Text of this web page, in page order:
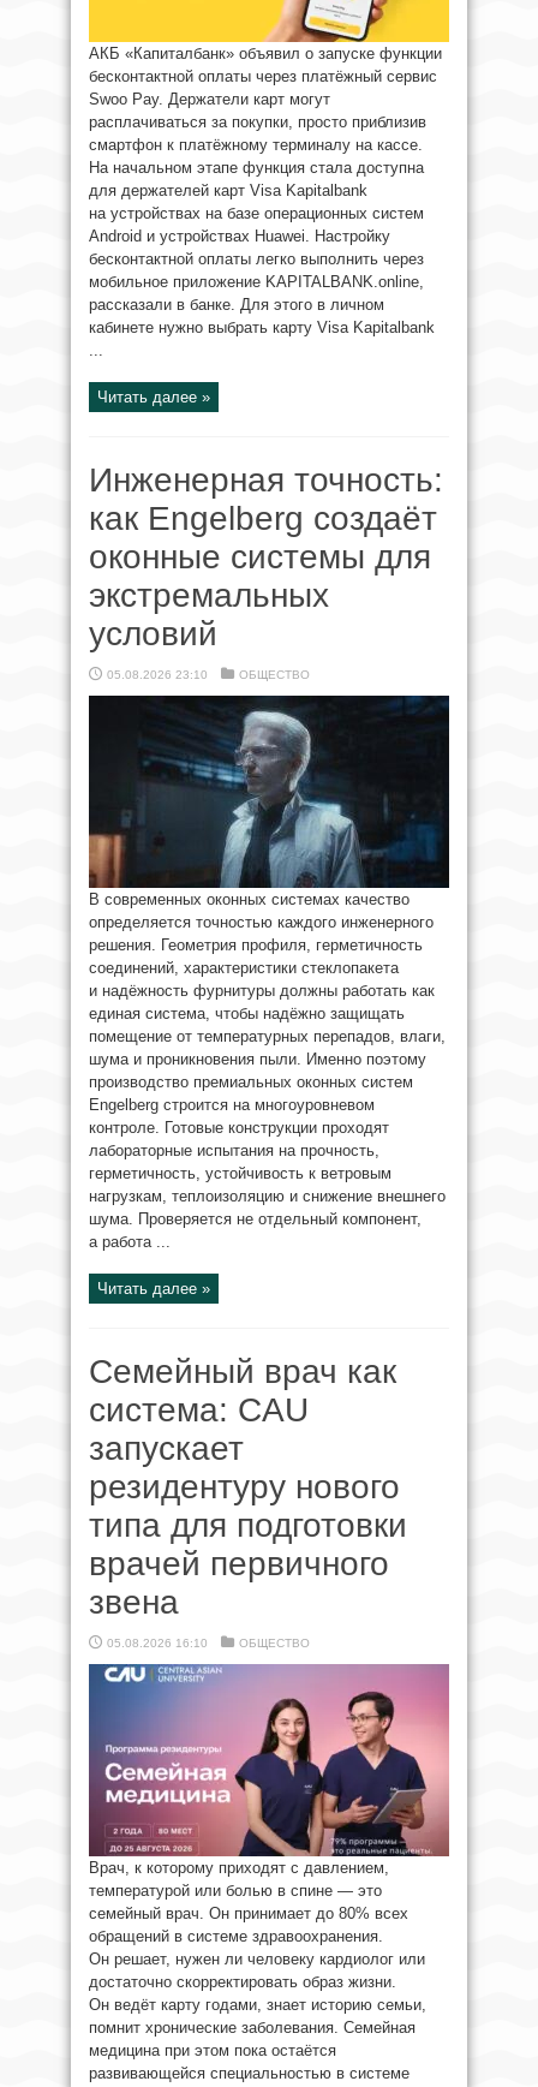
АКБ «Капиталбанк» объявил о запуске функции
бесконтактной оплаты через платёжный сервис
Swoo Pay. Держатели карт могут
расплачиваться за покупки, просто приблизив
смартфон к платёжному терминалу на кассе.
На начальном этапе функция стала доступна
для держателей карт Visa Kapitalbank
на устройствах на базе операционных систем
Android и устройствах Huawei. Настройку
бесконтактной оплаты легко выполнить через
мобильное приложение KAPITALBANK.online,
рассказали в банке. Для этого в личном
кабинете нужно выбрать карту Visa Kapitalbank
...
Читать далее »
Инженерная точность:
как Engelberg создаёт
оконные системы для
экстремальных
условий
05.08.2026 23:10 ОБЩЕСТВО
В современных оконных системах качество
определяется точностью каждого инженерного
решения. Геометрия профиля, герметичность
соединений, характеристики стеклопакета
и надёжность фурнитуры должны работать как
единая система, чтобы надёжно защищать
помещение от температурных перепадов, влаги,
шума и проникновения пыли. Именно поэтому
производство премиальных оконных систем
Engelberg строится на многоуровневом
контроле. Готовые конструкции проходят
лабораторные испытания на прочность,
герметичность, устойчивость к ветровым
нагрузкам, теплоизоляцию и снижение внешнего
шума. Проверяется не отдельный компонент,
а работа ...
Читать далее »
Семейный врач как
система: CAU
запускает
резидентуру нового
типа для подготовки
врачей первичного
звена
05.08.2026 16:10 ОБЩЕСТВО
Врач, к которому приходят с давлением,
температурой или болью в спине — это
семейный врач. Он принимает до 80% всех
обращений в системе здравоохранения.
Он решает, нужен ли человеку кардиолог или
достаточно скорректировать образ жизни.
Он ведёт карту годами, знает историю семьи,
помнит хронические заболевания. Семейная
медицина при этом пока остаётся
развивающейся специальностью в системе